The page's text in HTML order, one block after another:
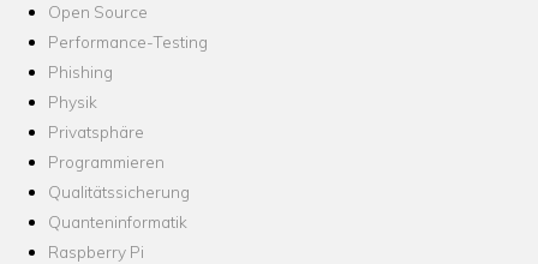
Open Source
Performance-Testing
Phishing
Physik
Privatsphäre
Programmieren
Qualitätssicherung
Quanteninformatik
Raspberry Pi